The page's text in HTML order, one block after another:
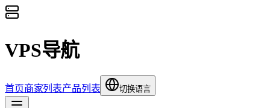
VPS导航
首页商家列表产品列表 切换语言